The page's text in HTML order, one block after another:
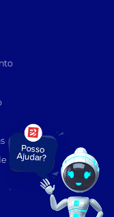
Auditoria